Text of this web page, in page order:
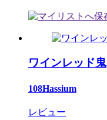
ワインレッド鬼
108Hassium
レビュー